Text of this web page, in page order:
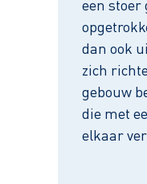
een stoer
dan ook
zich
gebouw
die met
elkaar